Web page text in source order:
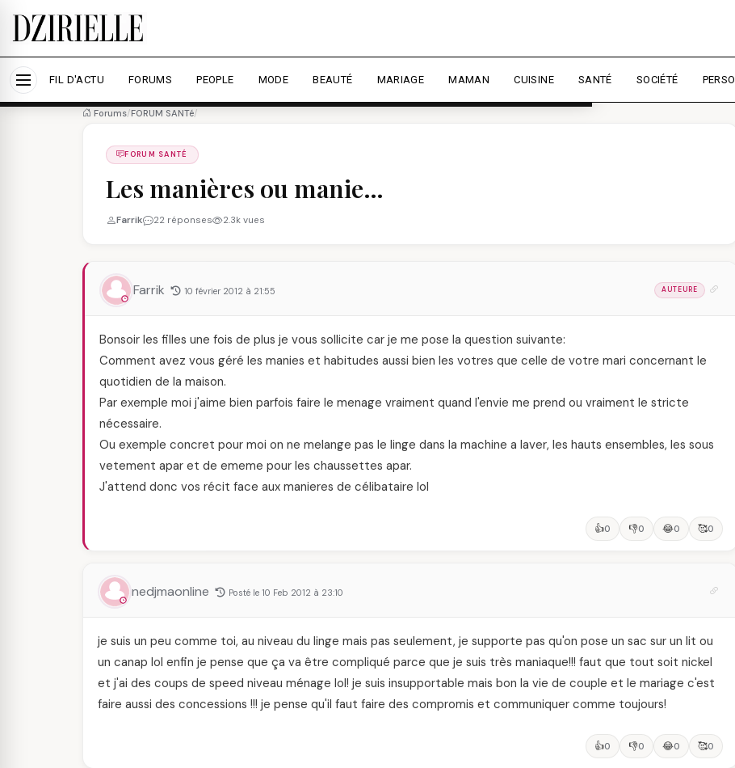
Nous utilisons des cookies pour améliorer votre expérience et mesurer l'audience.
Accepter tout Personnaliser
FIL D'ACTU FORUMS PEOPLE MODE BEAUTÉ MARIAGE MAMAN CUISINE SANTÉ SOCIÉTÉ PERSO
Forums/FORUM SANTé/
FORUM SANTÉ
Les manières ou manie…
Farrik 22 réponses 2.3k vues
Farrik 10 février 2012 à 21:55 AUTEURE
Bonsoir les filles une fois de plus je vous sollicite car je me pose la question suivante:
Comment avez vous géré les manies et habitudes aussi bien les votres que celle de votre mari concernant le
quotidien de la maison.
Par exemple moi j'aime bien parfois faire le menage vraiment quand l'envie me prend ou vraiment le stricte
nécessaire.
Ou exemple concret pour moi on ne melange pas le linge dans la machine a laver, les hauts ensembles, les sous
vetement apar et de ememe pour les chaussettes apar.
J'attend donc vos récit face aux manieres de célibataire lol
👍0 👎0 😂0 🥰0
nedjmaonline Posté le 10 Feb 2012 à 23:10
je suis un peu comme toi, au niveau du linge mais pas seulement, je supporte pas qu'on pose un sac sur un lit ou
un canap lol enfin je pense que ça va être compliqué parce que je suis très maniaque!!! faut que tout soit nickel
et j'ai des coups de speed niveau ménage lol! je suis insupportable mais bon la vie de couple et le mariage c'est
faire aussi des concessions !!! je pense qu'il faut faire des compromis et communiquer comme toujours!
👍0 👎0 😂0 🥰0